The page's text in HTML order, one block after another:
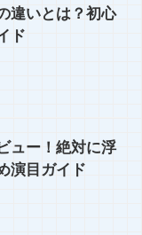
違いとは？初心
ド
ュー！絶対に浮
演目ガイド